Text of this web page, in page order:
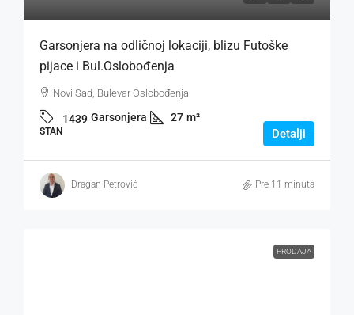
Garsonjera na odličnoj lokaciji, blizu Futoške
pijace i Bul.Oslobođenja
Novi Sad, Bulevar Oslobođenja
1439 Garsonjera 27 m²
STAN Detalji
Dragan Petrović Pre 11 minuta
PRODAJA